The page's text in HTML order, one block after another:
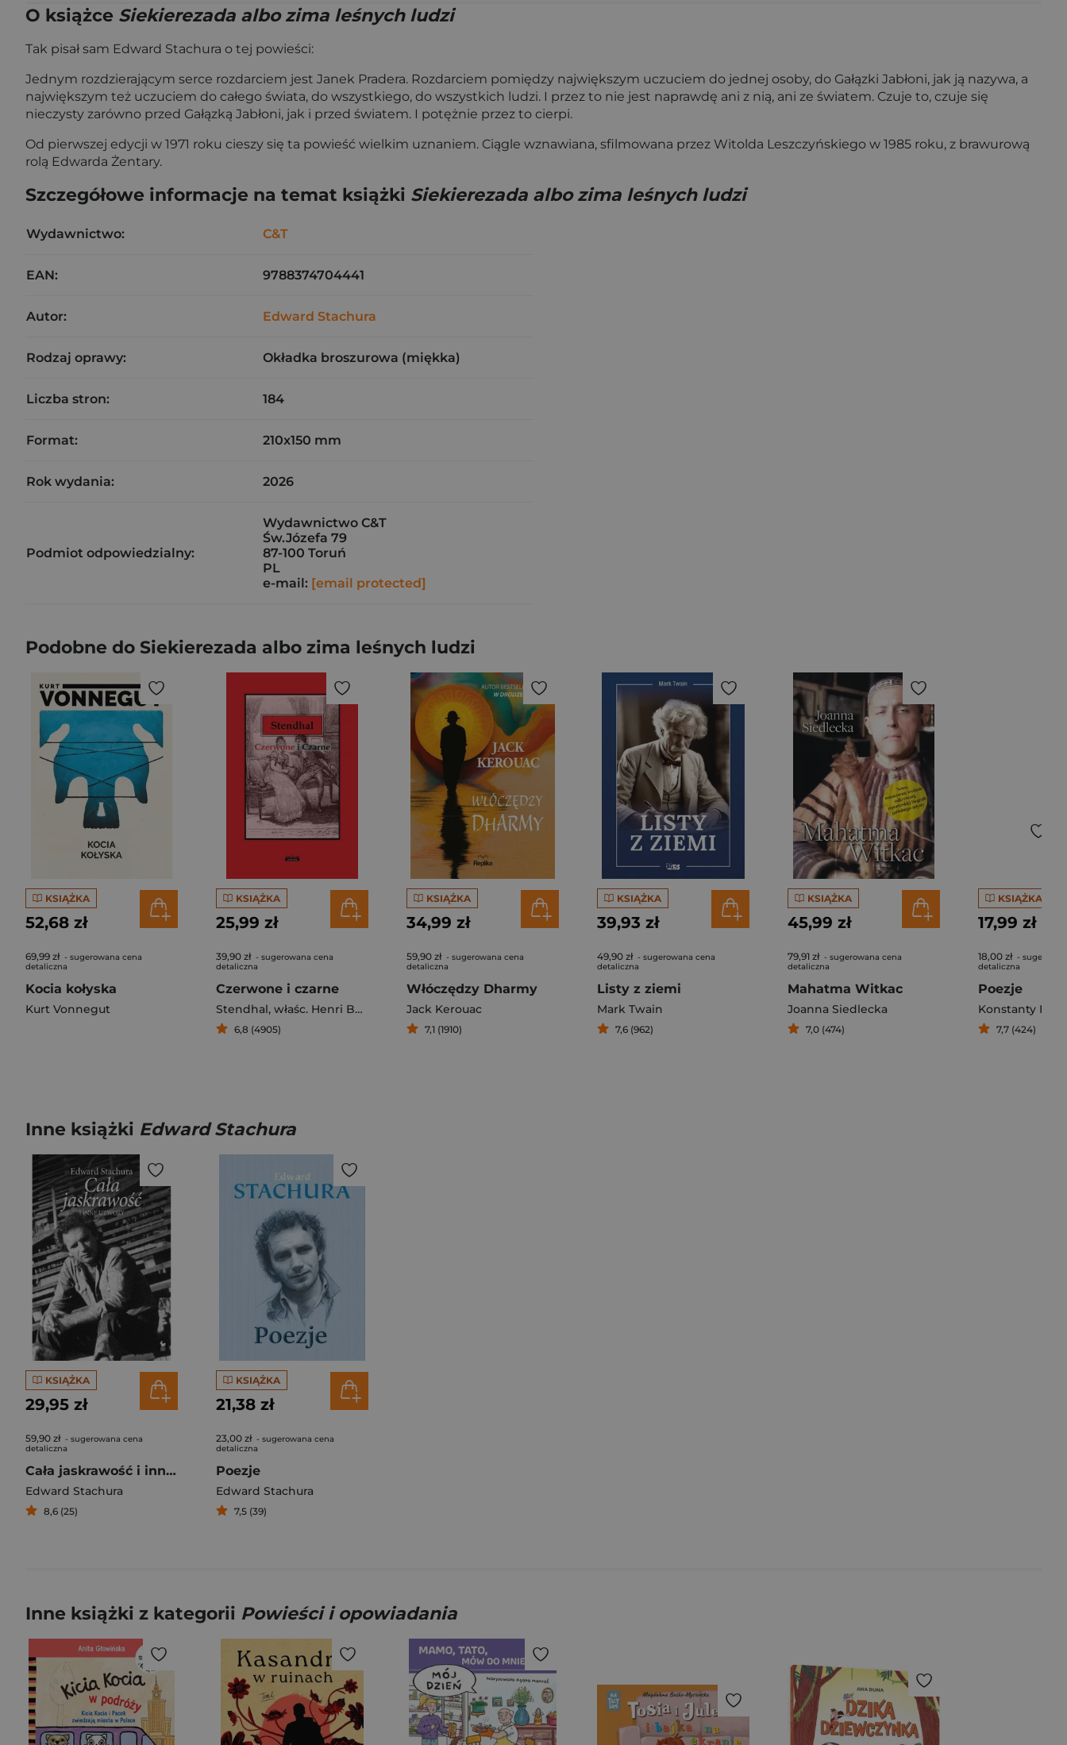
O książce Siekierezada albo zima leśnych ludzi
Tak pisał sam Edward Stachura o tej powieści:
Jednym rozdzierającym serce rozdarciem jest Janek Pradera. Rozdarciem pomiędzy największym uczuciem do jednej osoby, do Gałązki Jabłoni, jak ją nazywa, a
największym też uczuciem do całego świata, do wszystkiego, do wszystkich ludzi. I przez to nie jest naprawdę ani z nią, ani ze światem. Czuje to, czuje się
nieczysty zarówno przed Gałązką Jabłoni, jak i przed światem. I potężnie przez to cierpi.
Od pierwszej edycji w 1971 roku cieszy się ta powieść wielkim uznaniem. Ciągle wznawiana, sfilmowana przez Witolda Leszczyńskiego w 1985 roku, z brawurową
rolą Edwarda Żentary.
Szczegółowe informacje na temat książki Siekierezada albo zima leśnych ludzi
Wydawnictwo: C&T
EAN: 9788374704441
Autor: Edward Stachura
Rodzaj oprawy: Okładka broszurowa (miękka)
Liczba stron: 184
Format: 210x150 mm
Rok wydania: 2026
Podmiot odpowiedzialny:
Wydawnictwo C&T
Św.Józefa 79
87-100 Toruń
PL
e-mail: [email protected]
Podobne do Siekierezada albo zima leśnych ludzi
KSIĄŻKA
52,68 zł
69,99 zł - sugerowana cena
detaliczna
Kocia kołyska
Kurt Vonnegut
KSIĄŻKA
25,99 zł
39,90 zł - sugerowana cena
detaliczna
Czerwone i czarne
Stendhal, właśc. Henri Beyle
6,8 (4905)
KSIĄŻKA
34,99 zł
59,90 zł - sugerowana cena
detaliczna
Włóczędzy Dharmy
Jack Kerouac
7,1 (1910)
KSIĄŻKA
39,93 zł
49,90 zł - sugerowana cena
detaliczna
Listy z ziemi
Mark Twain
7,6 (962)
KSIĄŻKA
45,99 zł
79,91 zł - sugerowana cena
detaliczna
Mahatma Witkac
Joanna Siedlecka
7,0 (474)
KSIĄŻKA
17,99 zł
18,00 zł -
detaliczna
Poezje
7,7 (424)
Inne książki Edward Stachura
KSIĄŻKA
29,95 zł
59,90 zł - sugerowana cena
detaliczna
Cała jaskrawość i inne utwory
Edward Stachura
8,6 (25)
KSIĄŻKA
21,38 zł
23,00 zł - sugerowana cena
detaliczna
Poezje
Edward Stachura
7,5 (39)
Inne książki z kategorii Powieści i opowiadania